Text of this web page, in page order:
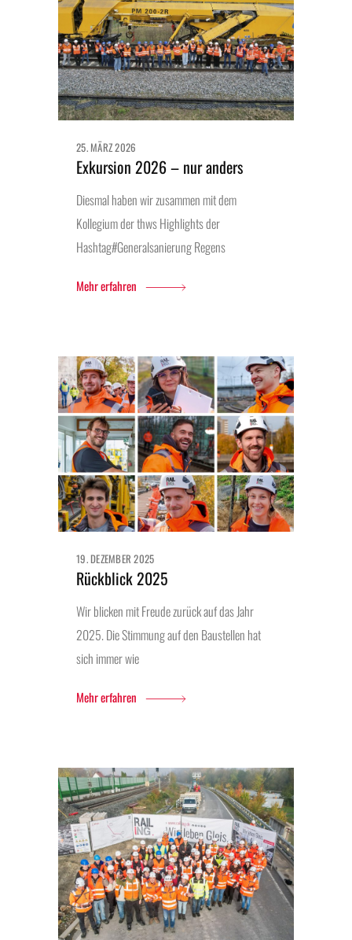
25. MÄRZ 2026
Exkursion 2026 – nur anders
Diesmal haben wir zusammen mit dem
Kollegium der thws Highlights der
Hashtag#Generalsanierung Regens
Mehr erfahren
19. DEZEMBER 2025
Rückblick 2025
Wir blicken mit Freude zurück auf das Jahr
2025. Die Stimmung auf den Baustellen hat
sich immer wie
Mehr erfahren